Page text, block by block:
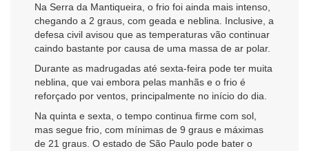
Na Serra da Mantiqueira, o frio foi ainda mais intenso,
chegando a 2 graus, com geada e neblina. Inclusive, a
defesa civil avisou que as temperaturas vão continuar
caindo bastante por causa de uma massa de ar polar.
Durante as madrugadas até sexta-feira pode ter muita
neblina, que vai embora pelas manhãs e o frio é
reforçado por ventos, principalmente no início do dia.
Na quinta e sexta, o tempo continua firme com sol,
mas segue frio, com mínimas de 9 graus e máximas
de 21 graus. O estado de São Paulo pode bater o